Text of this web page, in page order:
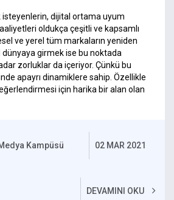
isteyenlerin, dijital ortama uyum
oldukça çeşitli ve kapsamlı
ve yerel tüm markaların yeniden
dünyaya girmek ise bu noktada
zorluklar da içeriyor. Çünkü bu
apayrı dinamiklere sahip. Özellikle
için harika bir alan olan
Kampüsü 02 MAR 2021
DEVAMINI OKU